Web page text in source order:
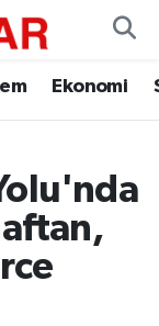
Ekonomi